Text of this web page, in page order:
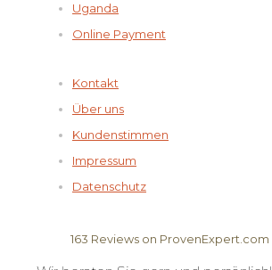
Uganda
Online Payment
Kontakt
Über uns
Kundenstimmen
Impressum
Datenschutz
163 Reviews on ProvenExpert.com